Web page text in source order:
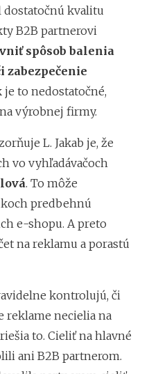
kvalitu
B2B partnerovi
spôsob balenia
zabezpečenie
je to nedostatočné,
výrobnej firmy.
L. Jakab je, že
vo vyhľadávačoch
. To môže
predbehnú
e-shopu. A preto
na reklamu a porastú
kontrolujú, či
necielia na
to. Cieliť na hlavné
ani B2B partnerom.